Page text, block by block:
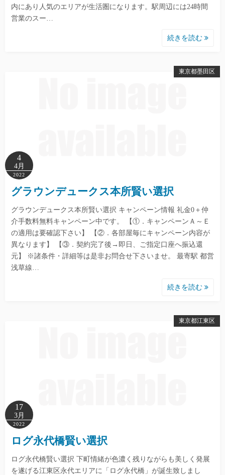
内にあり人気のエリアが生活圏になります。駅周辺には24時間
営業のスー…
続きを読む
東京都墨田区
4
4月
2022
グラウンデュークス本所賢い選択
グラウンデュークス本所賢い選択 キャンペーン情報 礼金0＋仲
介手数料無料キャンペーン中です。 【①．キャンペーンＡ～Ｅ
の適用は要確認下さい】 【②．各部屋毎にキャンペーン内容が
異なります】 【③．契約完了後→即日、ご指定口座へ振込還
元】 ※諸条件・詳細等は是非お問合せ下さいませ。 最寄駅 都営
浅草線…
続きを読む
東京都江東区
17
3月
2022
ログ永代橋賢い選択
ログ永代橋賢い選択 下町情緒が色濃く残りながらも美しく発展
を遂げる江東区永代エリアに「ログ永代橋」が誕生致しまし